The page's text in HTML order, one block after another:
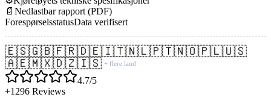
📄 Nedlastbar rapport (PDF)
ForespørselsstatusData verifisert
🇪🇸🇬🇧🇫🇷🇩🇪🇮🇹🇳🇱🇵🇹🇳🇴🇵🇱🇺🇸
🇦🇪🇲🇽🇩🇿🇮🇸 + flere land
4.7/5
+1296 Reviews